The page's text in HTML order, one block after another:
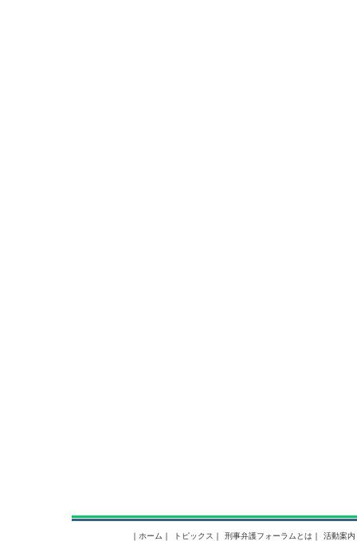
｜ ホーム ｜ トピックス ｜ 刑事弁護フォーラムとは ｜ 活動案内